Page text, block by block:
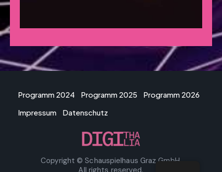
Copyright © Schauspielhaus Graz GmbH.
All rights reserved.
Programm 2024 Programm 2025
Programm 2026
Impressum
Datenschutz